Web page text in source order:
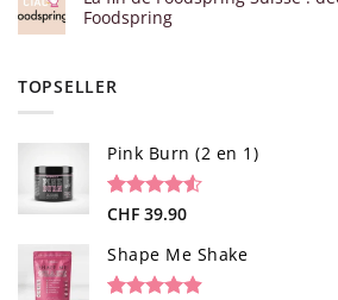
Foodspring
TOPSELLER
Pink Burn (2 en 1)
Noté4.52
sur
96
notations
client
CHF 39.90
Shape Me Shake